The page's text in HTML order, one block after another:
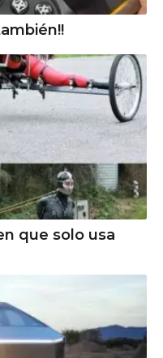
que solo usa